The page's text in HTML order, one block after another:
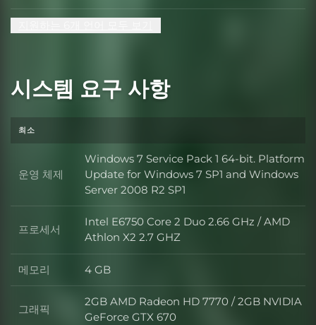
시스템 요구 사항
최소
운영 체제 운영 체제
Windows 7 Service Pack 1 64-bit. Platform
Update for Windows 7 SP1 and Windows
Server 2008 R2 SP1
프로세서 프로세서
Intel E6750 Core 2 Duo 2.66 GHz / AMD
Athlon X2 2.7 GHZ
메모리 메모리
4 GB
그래픽 그래픽
2GB AMD Radeon HD 7770 / 2GB NVIDIA
GeForce GTX 670